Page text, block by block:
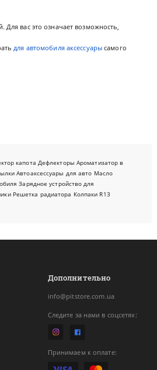
Для вас это означает возможность,
для автомобиля аксессуары самого
капота Дефлекторы Ароматизатор в
Автоаксессуары для авто Масло
Зарядное устройство для
Решетка радиатора Колпаки R13
Дополнительно
info@pitstore.com.ua
Следите за нами в соцсетях:
Принимаем к оплате: